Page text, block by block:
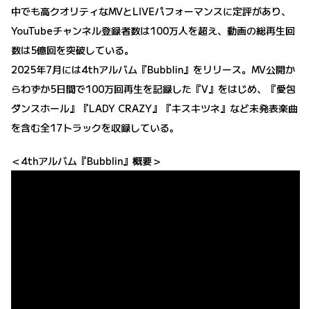
中でも高クオリティなMVとLIVEパフォーマンスに定評があり、
YouTubeチャンネル登録者数は100万人を超え、動画の総再生回
数は5億回を突破している。
2025年7月には4thアルバム『Bubblin』をリリース。MV公開か
らわずか5日間で100万回再生を記録した『V』をはじめ、『愛包
ダンスホール』『LADY CRAZY』『キスキツネ』など未発表楽曲
を含む全17トラックを収録している。
＜4thアルバム『Bubblin』概要＞